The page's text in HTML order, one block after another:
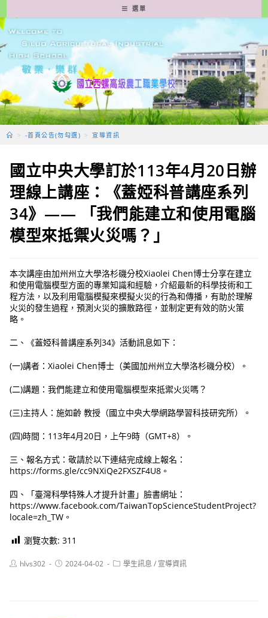
轉
至
要
容
選單
> -首頁公告(勿勾選) > 宣導資訊
國立中央大學訂於113年4月20日辦
理線上講座：《蓋婭科普講座系列
34》—— 「我們能建立和使用電腦
模型來抵禦火災嗎？」
本次講座由加州州立大學洛杉磯分校Xiaolei Chen博士分享在建立
和使用電腦模型方面的專業知識和經驗，介紹最新的科學技術和工
程方法，以及利用電腦模擬來模擬火災的行為和傳播，有助於理解
火災的發生過程，預測火災的擴散路徑，並制定更有效的防火策
略。
二、《蓋婭科普講座系列34》活動訊息如下：
(一)講者：Xiaolei Chen博士（美國加州州立大學洛杉磯分校）。
(二)講題：我們能建立和使用電腦模型來抵禦火災嗎？
(三)主持人：施如齡 教授（國立中央大學網路學習科技研究所）。
(四)時間：113年4月20日，上午9時（GMT+8）。
三、報名方式：敬請於以下連結完成線上報名：
https://forms.gle/cc9NXiQe2FXSZF4U8。
四、「臺灣科學特殊人才提升計畫」臉書網址：
https://www.facebook.com/TaiwanTopScienceStudentProject?
locale=zh_TW。
瀏覽次數: 311
Posthlvs302
Post2024-04-02
Post學生訊息 / 宣導資訊